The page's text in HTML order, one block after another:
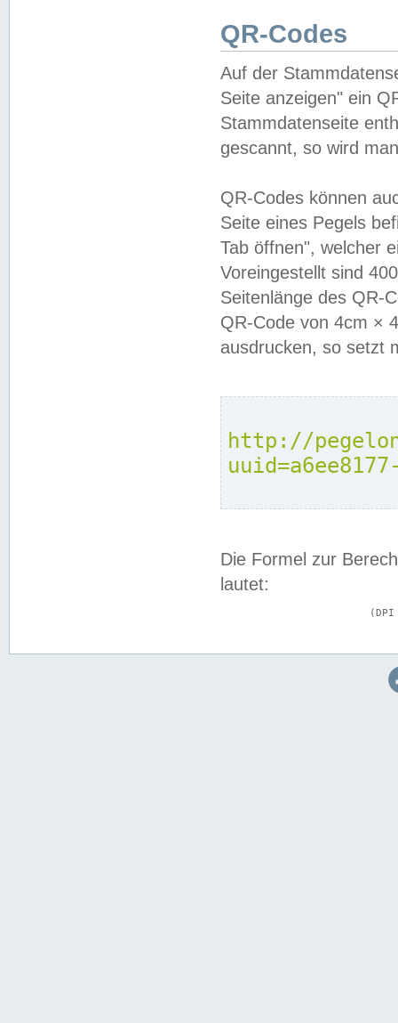
QR-Codes
Auf der
Seite anzeigen" ein
Stammdatenseite
gescannt, so wird
QR-Codes können
Seite eines Pegels
Tab öffnen", welcher
Voreingestellt sind
Seitenlänge des QR-
QR-Code von 4cm ×
ausdrucken, so setzt
http://
Die Formel zur
lautet: